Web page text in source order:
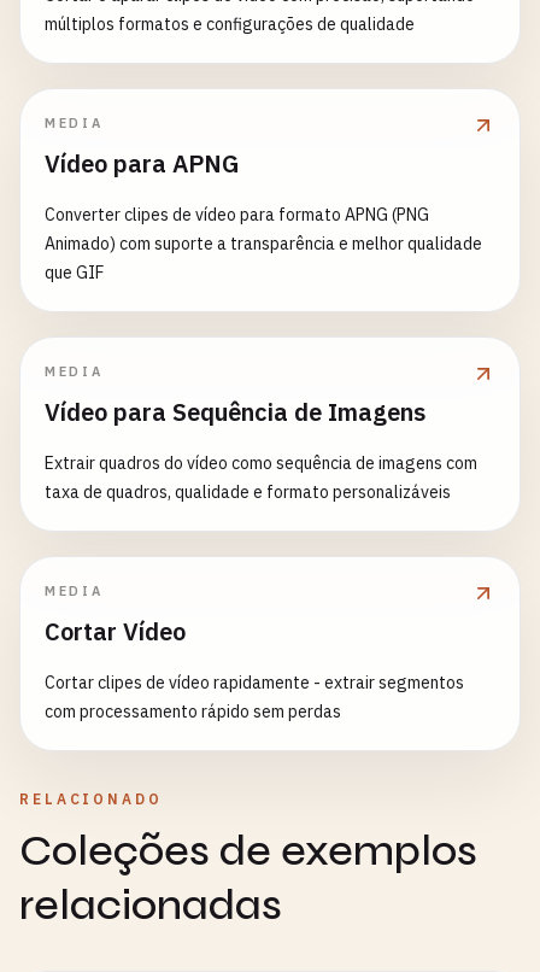
múltiplos formatos e configurações de qualidade
MEDIA
Vídeo para APNG
Converter clipes de vídeo para formato APNG (PNG
Animado) com suporte a transparência e melhor qualidade
que GIF
MEDIA
Vídeo para Sequência de Imagens
Extrair quadros do vídeo como sequência de imagens com
taxa de quadros, qualidade e formato personalizáveis
MEDIA
Cortar Vídeo
Cortar clipes de vídeo rapidamente - extrair segmentos
com processamento rápido sem perdas
RELACIONADO
Coleções de exemplos
relacionadas